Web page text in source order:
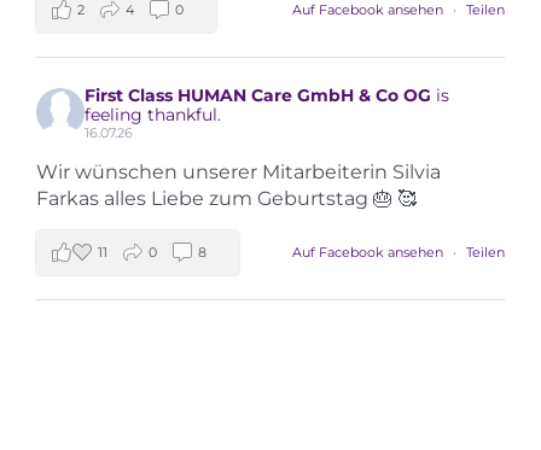
Auf Facebook ansehen · Teilen
2 4 0
First Class HUMAN Care GmbH & Co OG is
feeling thankful.
16.07.26
Wir wünschen unserer Mitarbeiterin Silvia
Farkas alles Liebe zum Geburtstag 🎂 🥰
Auf Facebook ansehen · Teilen
11 0 8